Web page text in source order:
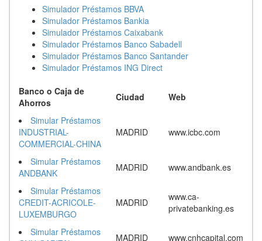
Simulador Préstamos BBVA
Simulador Préstamos Bankia
Simulador Préstamos Caixabank
Simulador Préstamos Banco Sabadell
Simulador Préstamos Banco Santander
Simulador Préstamos ING Direct
Banco o Caja de
Ahorros
Ciudad
Web
Simular Préstamos
INDUSTRIAL-
COMMERCIAL-CHINA
MADRID www.icbc.com
Simular Préstamos
ANDBANK
MADRID
www.andbank.es
Simular Préstamos
CREDIT-ACRICOLE-
LUXEMBURGO
MADRID
www.ca-
privatebanking.es
Simular Préstamos
MADRID www.cnhcapital.com